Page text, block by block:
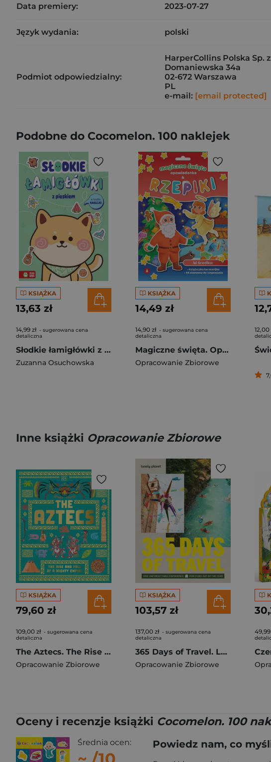
Data premiery: 2023-07-27
Język wydania: polski
Podmiot odpowiedzialny:
HarperCollins Polska Sp.
Domaniewska 34a
02-672 Warszawa
PL
e-mail: [email protected]
Podobne do Cocomelon. 100 naklejek
KSIĄŻKA
13,63 zł
14,99 zł - sugerowana cena
detaliczna
Słodkie łamigłówki z pieskiem. Słodkie łamigłówki
Zuzanna Osuchowska
KSIĄŻKA
14,49 zł
14,90 zł - sugerowana cena
detaliczna
Magiczne święta. Opowiadanka & rzepiki
Opracowanie Zbiorowe
12,00
Inne książki Opracowanie Zbiorowe
KSIĄŻKA
79,60 zł
109,00 zł - sugerowana cena
detaliczna
The Aztecs. The Rise and Fall of a Mighty Empire
Opracowanie Zbiorowe
KSIĄŻKA
103,57 zł
137,00 zł - sugerowana cena
detaliczna
365 Days of Travel. Lonely Planet
Opracowanie Zbiorowe
49,99
Oceny i recenzje książki Cocomelon. 100
Średnia ocen: Powiedz nam, co